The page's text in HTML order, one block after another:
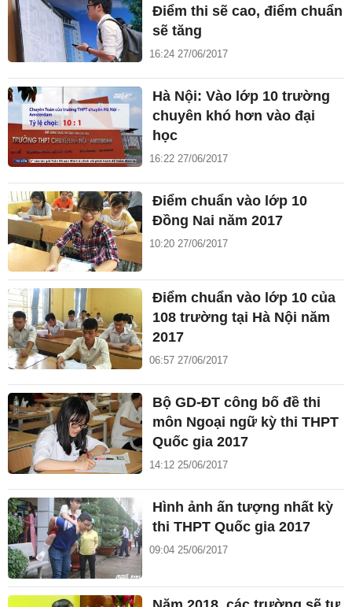
Điểm thi sẽ cao, điểm chuẩn
sẽ tăng
16:24 27/06/2017
Hà Nội: Vào lớp 10 trường
chuyên khó hơn vào đại
học
16:22 27/06/2017
Điểm chuẩn vào lớp 10
Đồng Nai năm 2017
10:20 27/06/2017
Điểm chuẩn vào lớp 10 của
108 trường tại Hà Nội năm
2017
06:57 27/06/2017
Bộ GD-ĐT công bố đề thi
môn Ngoại ngữ kỳ thi THPT
Quốc gia 2017
14:12 25/06/2017
Hình ảnh ấn tượng nhất kỳ
thi THPT Quốc gia 2017
09:04 25/06/2017